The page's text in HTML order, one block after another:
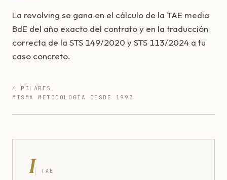
La revolving se gana en el cálculo de la TAE media
BdE del año exacto del contrato y en la traducción
correcta de la STS 149/2020 y STS 113/2024 a tu
caso concreto.
4 PILARES
MISMA METODOLOGÍA DESDE 1993
I TAE